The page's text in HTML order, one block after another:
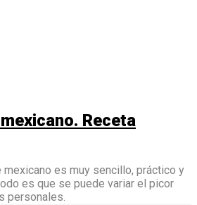
Receta
mexicano es muy sencillo, práctico y
es que se puede variar el picor
personales.